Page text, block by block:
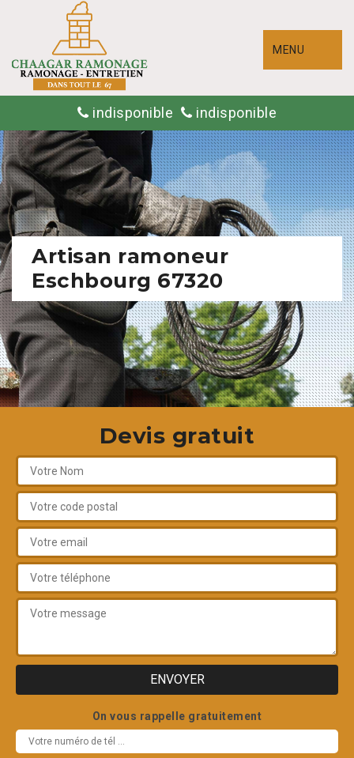
MENU
indisponible indisponible
Artisan ramoneur
Eschbourg 67320
Devis gratuit
On vous rappelle gratuitement